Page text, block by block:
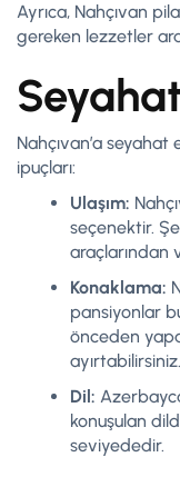
Ayrıca, Nahçıvan
gereken lezzetler
Nahçıvan’a seyahat
ipuçları:
Ulaşım:
seçenektir.
araçlarından
Konaklama:
pansiyonlar
önceden
ayırtabilirsiniz.
Dil:
konuşulan
seviyededir.